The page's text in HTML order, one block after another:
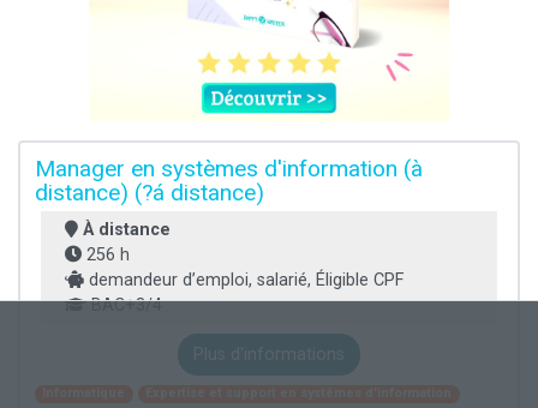
Manager en systèmes d'information (à
distance) (?á distance)
À distance
256 h
demandeur d’emploi, salarié, Éligible CPF
BAC+3/4
Plus d'informations